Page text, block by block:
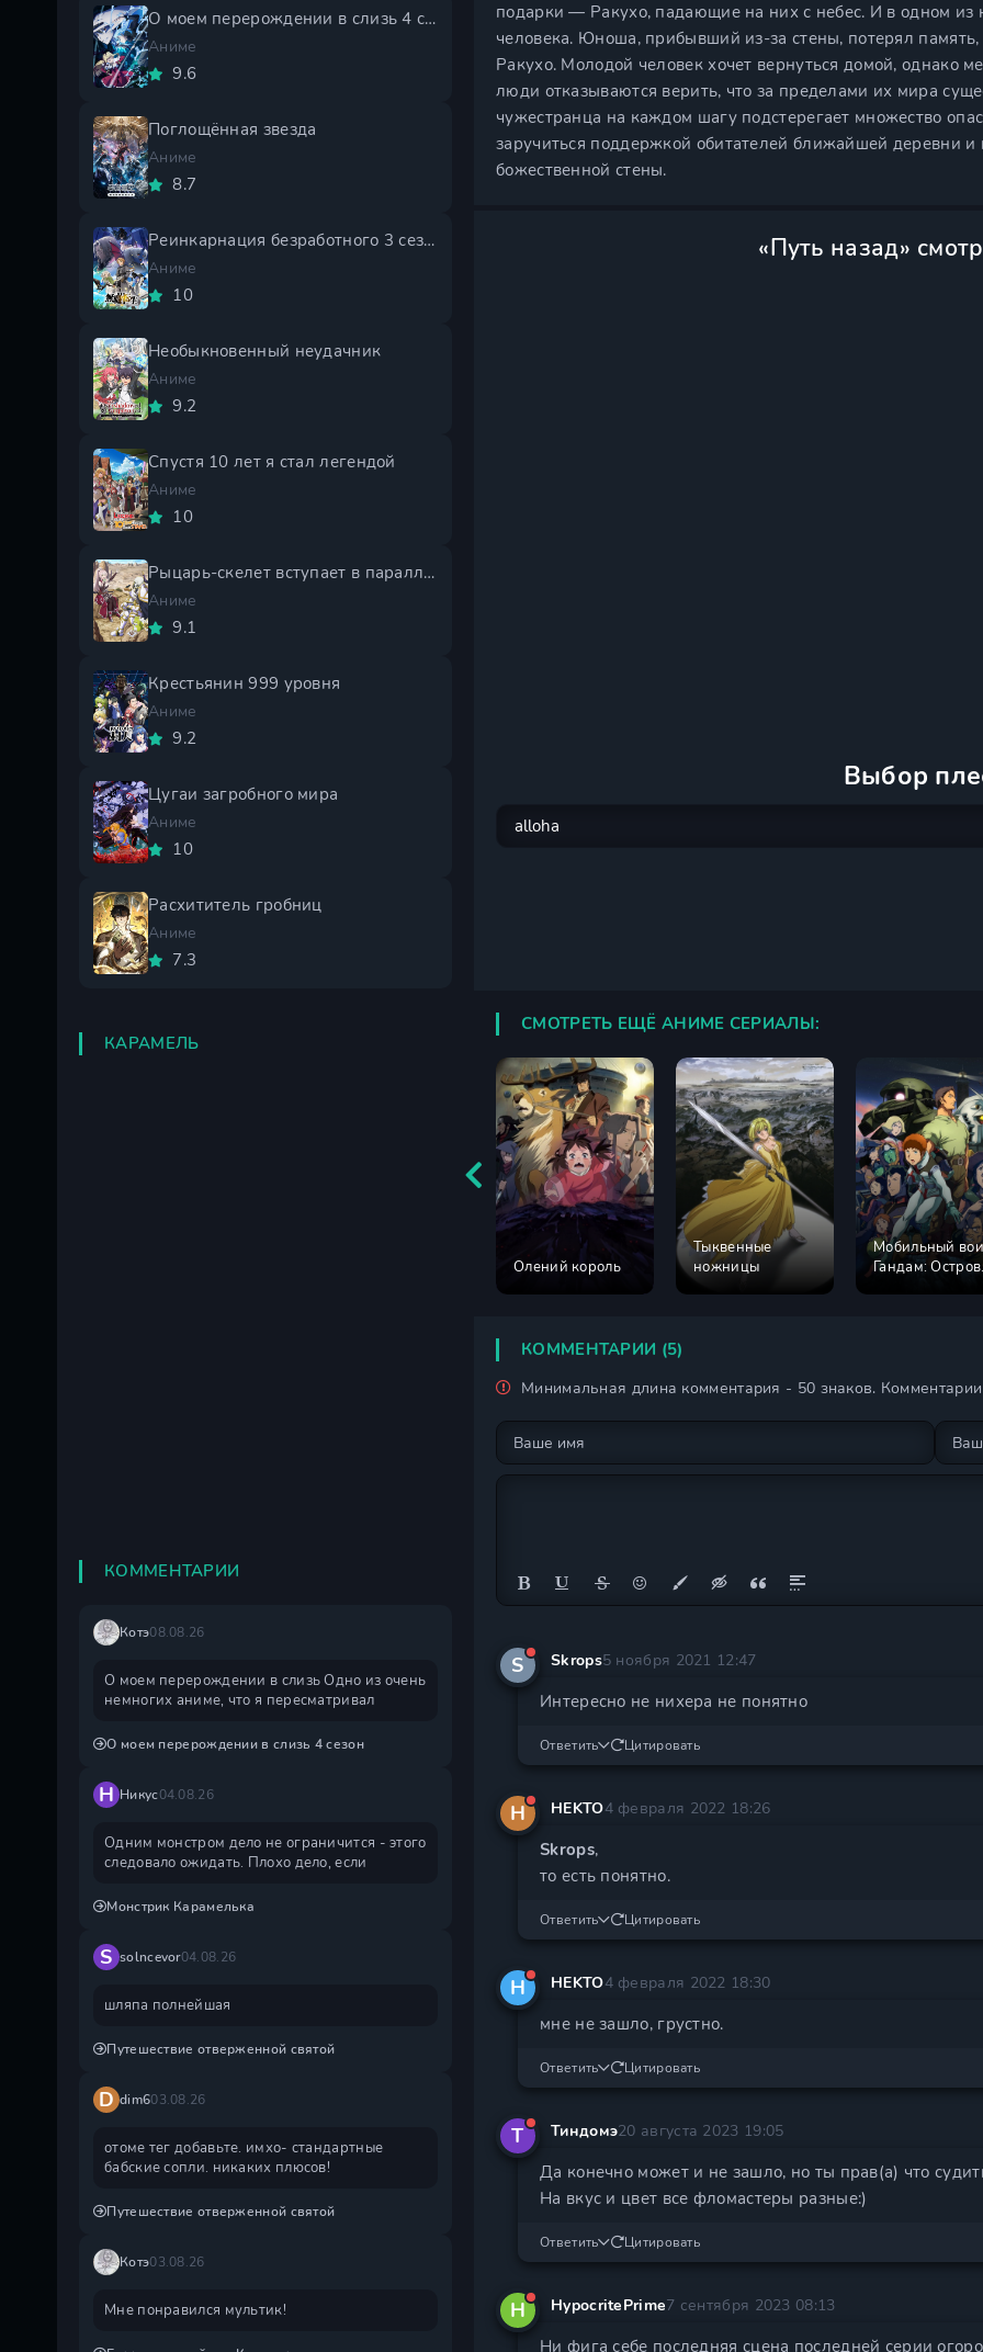
подарки — Ракухо, падающие на них с небес. И в одном
человека. Юноша, прибывший из-за стены, потерял
Ракухо. Молодой человек хочет вернуться домой, однако
люди отказываются верить, что за пределами их мира
чужестранца на каждом шагу подстерегает множество
заручиться поддержкой обитателей ближайшей деревни и
божественной стены.
«Путь назад»
Выбор
СМОТРЕТЬ ЕЩЁ АНИМЕ СЕРИАЛЫ:
Олений король
Тыквенные
ножницы
Мобильный
Гандам: Остров
КОММЕНТАРИИ (5)
Минимальная длина комментария - 50 знаков.
S Skrops5 ноября 2021 12:47
Интересно не нихера не понятно
Ответить Цитировать
H HEKTO4 февраля 2022 18:26
Skrops,
то есть понятно.
Ответить Цитировать
H HEKTO4 февраля 2022 18:30
мне не зашло, грустно.
Ответить Цитировать
Т Тиндомэ20 августа 2023 19:05
Да конечно может и не зашло, но ты прав(а) что
На вкус и цвет все фломастеры разные:)
Ответить Цитировать
H HypocritePrime7 сентября 2023 08:13
Ни фига себе последняя сцена последней серии
О моем перерождении в слизь 4 сезон
Аниме
9.6
Поглощённая звезда
Аниме
8.7
Реинкарнация безработного 3 сезон
Аниме
10
Необыкновенный неудачник
Аниме
9.2
Спустя 10 лет я стал легендой
Аниме
10
Рыцарь-скелет вступает в параллельный мир 2 сезон
Аниме
9.1
Крестьянин 999 уровня
Аниме
9.2
Цугаи загробного мира
Аниме
10
Расхититель гробниц
Аниме
7.3
КАРАМЕЛЬ
КОММЕНТАРИИ
Котэ08.08.26
О моем перерождении в слизь Одно из очень
немногих аниме, что я пересматривал
О моем перерождении в слизь 4 сезон
Н Никус04.08.26
Одним монстром дело не ограничится - этого
следовало ожидать. Плохо дело, если
Монстрик Карамелька
S solncevor04.08.26
шляпа полнейшая
Путешествие отверженной святой
D dim603.08.26
отоме тег добавьте. имхо- стандартные
бабские сопли. никаких плюсов!
Путешествие отверженной святой
Котэ03.08.26
Мне понравился мультик!